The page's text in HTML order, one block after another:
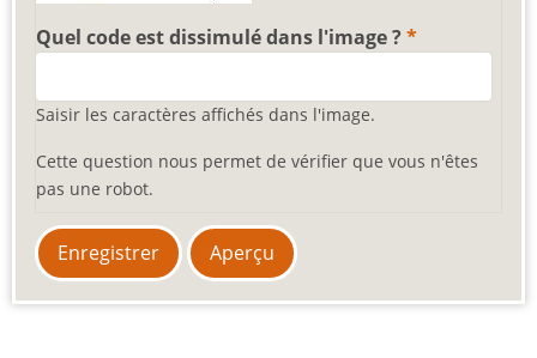
Quel code est dissimulé dans l'image ?
Saisir les caractères affichés dans l'image.
Cette question nous permet de vérifier que vous n'êtes
pas une robot.